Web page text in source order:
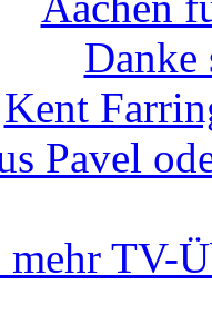
Danke
Kent
Pavel
TV-